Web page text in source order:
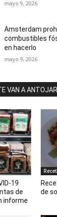
mayo 9, 2026
Amsterdam
combustibles
en hacerlo
mayo 9, 2026
VAN A
19
de
informe
de